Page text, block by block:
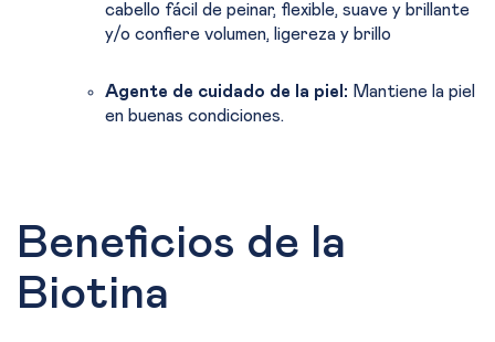
cabello fácil de peinar, flexible, suave y brillante
y/o confiere volumen, ligereza y brillo
Agente de cuidado de la piel: Mantiene la piel
en buenas condiciones.
Beneficios de la
Biotina